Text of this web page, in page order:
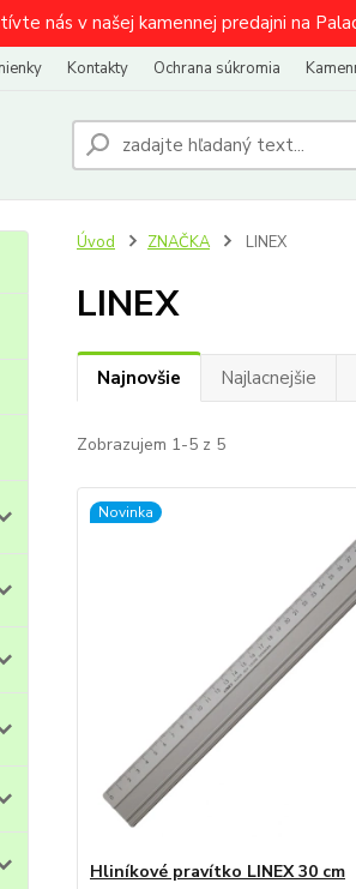
nás v našej kamennej predajni na
Kontakty Ochrana súkromia
Úvod ZNAČKA LINEX
LINEX
Najnovšie Najlacnejšie
Zobrazujem 1-5 z 5
Novinka
Hliníkové pravítko LINEX 30 cm